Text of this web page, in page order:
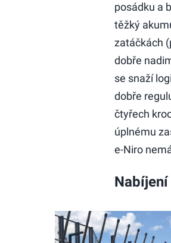
posádku a
těžký
zatáčkách
dobře
se snaží
dobře
čtyřech
úplnému
e-Niro
Nabíjení